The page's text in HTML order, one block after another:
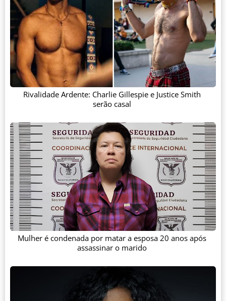
Rivalidade Ardente: Charlie Gillespie e Justice Smith
serão casal
Mulher é condenada por matar a esposa 20 anos após
assassinar o marido